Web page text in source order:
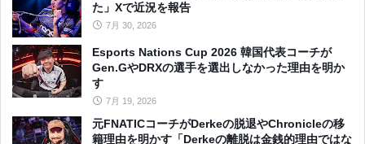
た」Xで近況を報告
7月 30, 2026
Esports Nations Cup 2026 韓国代表コーチが
Gen.GやDRXの選手を選出しなかった理由を明か
す
7月 19, 2026
元FNATICコーチがDerkeの脱退やChronicleの移
籍理由を明かす「Derkeの離脱は金銭的理由ではな